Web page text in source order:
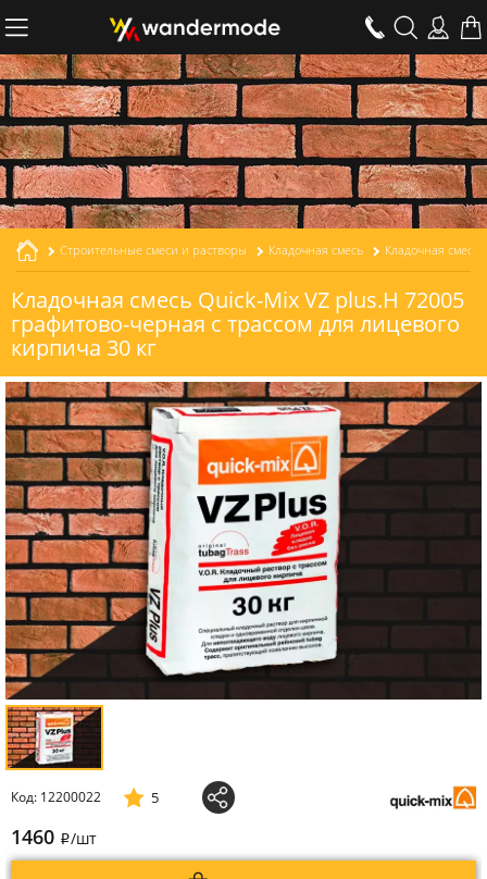
Строительные смеси и растворы Кладочная смесь
Кладочная смесь Quick-Mix VZ plus.H 72005
графитово-черная с трассом для лицевого
кирпича 30 кг
Код: 12200022 5
1460 i/шт